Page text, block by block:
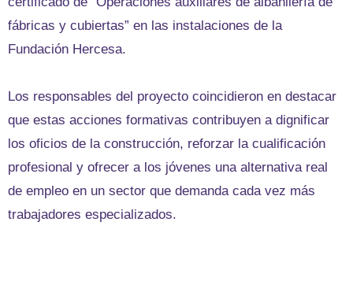
fábricas y cubiertas” en las instalaciones de la
Fundación Hercesa.
Los responsables del proyecto coincidieron en destacar
que estas acciones formativas contribuyen a dignificar
los oficios de la construcción, reforzar la cualificación
profesional y ofrecer a los jóvenes una alternativa real
de empleo en un sector que demanda cada vez más
trabajadores especializados.